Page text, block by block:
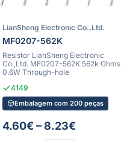
LianSheng Electronic Co.,Ltd.
MF0207-562K
Resistor LianSheng Electronic
Co.,Ltd. MF0207-562K 562k Ohms
0.6W Through-hole
4149
Embalagem com 200 peças
4.60€ – 8.23€